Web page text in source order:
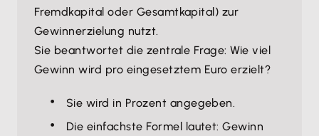
Fremdkapital oder Gesamtkapital) zur
Gewinnerzielung nutzt.
Sie beantwortet die zentrale Frage: Wie viel
Gewinn wird pro eingesetztem Euro erzielt?
Sie wird in Prozent angegeben.
Die einfachste Formel lautet: Gewinn